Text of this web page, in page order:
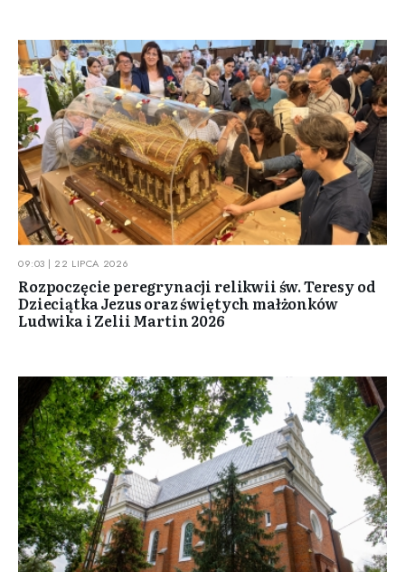
09:03 | 22 LIPCA 2026
Rozpoczęcie peregrynacji relikwii św. Teresy od
Dzieciątka Jezus oraz świętych małżonków
Ludwika i Zelii Martin 2026